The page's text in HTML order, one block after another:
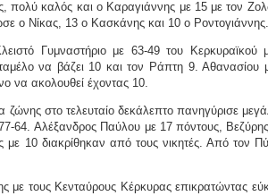
πολύ καλός και ο Καραγιάννης με 15 με τον
ο Νίκας, 13 ο Κασκάνης και 10 ο Ροντογιάννης.
Γυμναστήριο με 63-49 του Κερκυραϊκού
να βάζει 10 και τον Ράπτη 9. Αθανασίου
να ακολουθεί έχοντας 10.
στο τελευταίο δεκάλεπτο πανηγύρισε
64. Αλέξανδρος Παύλου με 17 πόντους,
10 διακρίθηκαν από τους νικητές. Από τον
με τους Κενταύρους Κέρκυρας επικρατώντας